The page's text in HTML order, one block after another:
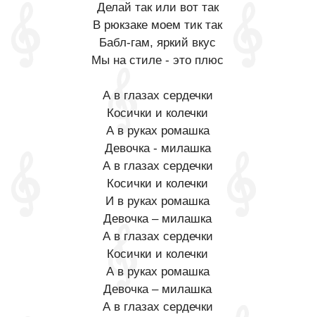
Делай так или вот так
В рюкзаке моем тик так
Бабл-гам, яркий вкус
Мы на стиле - это плюс
А в глазах сердечки
Косички и колечки
А в руках ромашка
Девочка - милашка
А в глазах сердечки
Косички и колечки
И в руках ромашка
Девочка – милашка
А в глазах сердечки
Косички и колечки
А в руках ромашка
Девочка – милашка
А в глазах сердечки